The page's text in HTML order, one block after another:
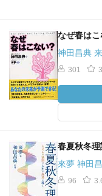
なぜ春は
神田昌典
301
春夏秋冬
來夢 神田
96